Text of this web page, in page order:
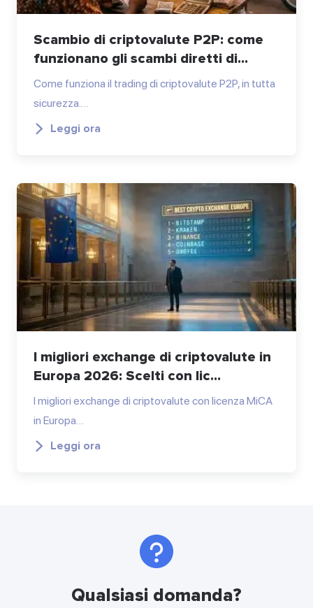
Scambio di criptovalute P2P: come
funzionano gli scambi diretti di...
Come funziona il trading di criptovalute P2P, in tutta
sicurezza.…
Leggi ora
I migliori exchange di criptovalute in
Europa 2026: Scelti con lic...
I migliori exchange di criptovalute con licenza MiCA
in Europa…
Leggi ora
Qualsiasi domanda?